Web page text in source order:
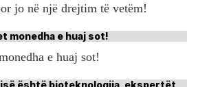
jo në një drejtim të vetëm!
e huaj sot!